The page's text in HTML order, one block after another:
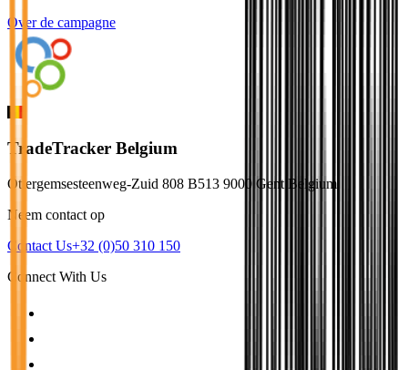
Over de campagne
TradeTracker Belgium
Ottergemsesteenweg-Zuid 808 B513 9000 Gent Belgium
Neem contact op
Contact Us+32 (0)50 310 150
Connect With Us